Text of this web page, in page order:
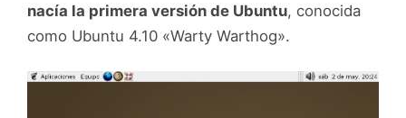
nacía la primera versión de Ubuntu, conocida
como Ubuntu 4.10 «Warty Warthog».